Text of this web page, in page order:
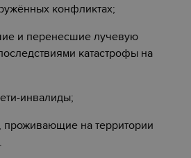
конфликтах;
и перенесшие лучевую
катастрофы на
инвалиды;
проживающие на территории